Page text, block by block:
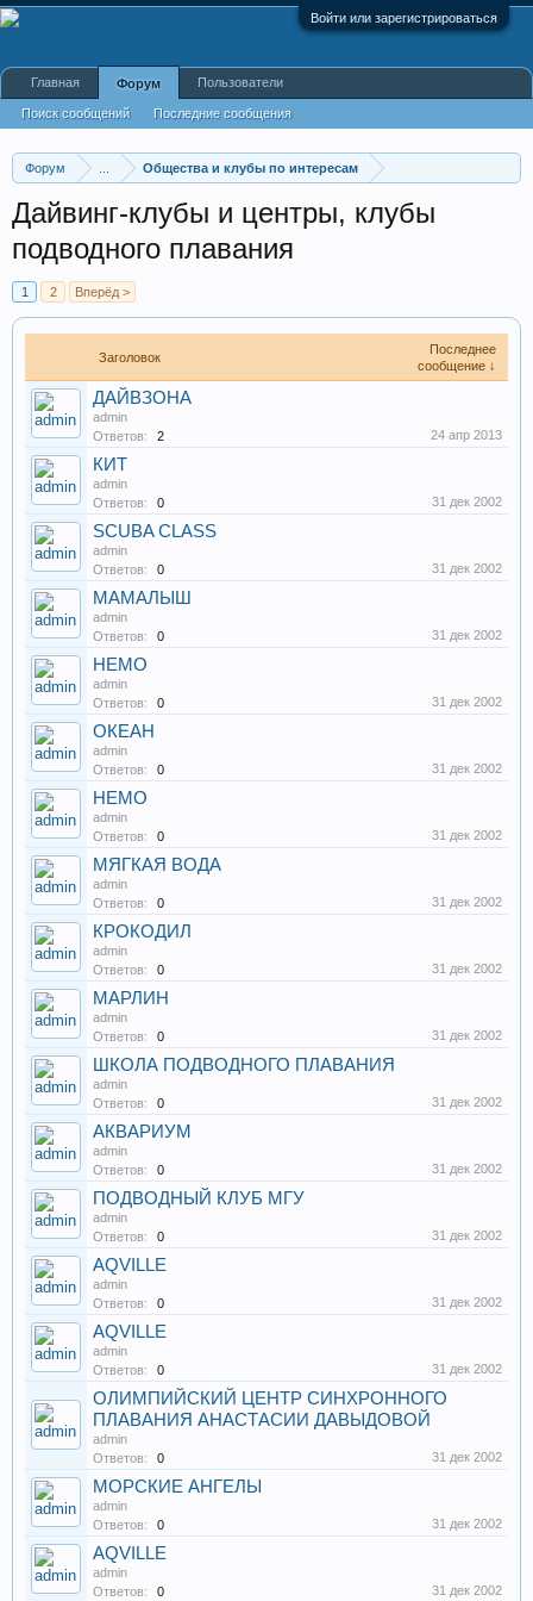
Войти или зарегистрироваться
Форум Общества и клубы по интересам
Дайвинг-клубы и центры, клубы
подводного плавания
1 2 Вперёд >
Заголовок
Последнее
сообщение ↓
ДАЙВЗОНА
admin
Ответов:
2 24 апр 2013
КИТ
admin
Ответов:
0 31 дек 2002
SCUBA CLASS
admin
Ответов:
0 31 дек 2002
МАМАЛЫШ
admin
Ответов:
0 31 дек 2002
НЕМО
admin
Ответов:
0 31 дек 2002
ОКЕАН
admin
Ответов:
0 31 дек 2002
НЕМО
admin
Ответов:
0 31 дек 2002
МЯГКАЯ ВОДА
admin
Ответов:
0 31 дек 2002
КРОКОДИЛ
admin
Ответов:
0 31 дек 2002
МАРЛИН
admin
Ответов:
0 31 дек 2002
ШКОЛА ПОДВОДНОГО ПЛАВАНИЯ
admin
Ответов:
0 31 дек 2002
АКВАРИУМ
admin
Ответов:
0 31 дек 2002
ПОДВОДНЫЙ КЛУБ МГУ
admin
Ответов:
0 31 дек 2002
AQVILLE
admin
Ответов:
0 31 дек 2002
AQVILLE
admin
Ответов:
0 31 дек 2002
ОЛИМПИЙСКИЙ ЦЕНТР СИНХРОННОГО
ПЛАВАНИЯ АНАСТАСИИ ДАВЫДОВОЙ
admin
Ответов:
0 31 дек 2002
МОРСКИЕ АНГЕЛЫ
admin
Ответов:
0 31 дек 2002
AQVILLE
admin
Ответов:
0 31 дек 2002
Главная Форум
Поиск сообщений Последние сообщения
Пользователи